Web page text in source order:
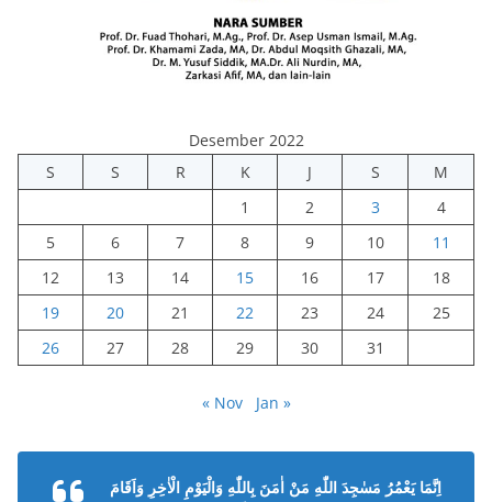
Desember 2022
S
S R K J S
M
1
2 3
4
5
6 7 8 9 10
11
12
13 14 15 16 17
18
19
20 21 22 23 24
25
26
27 28 29 30 31
« Nov Jan »
اِنَّمَا يَعْمُرُ مَسٰجِدَ اللّٰهِ مَنْ اٰمَنَ بِاللّٰهِ وَالْيَوْمِ الْاٰخِرِ وَاَقَامَ